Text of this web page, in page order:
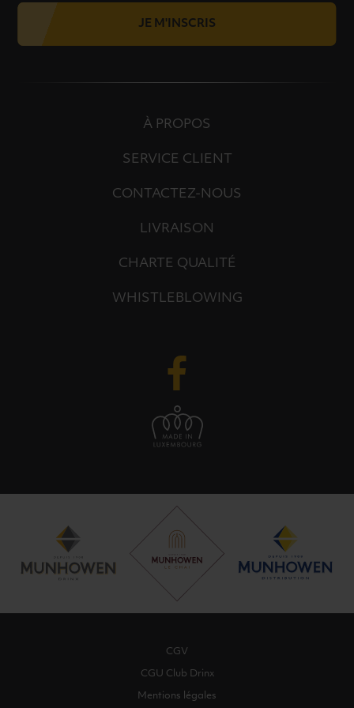
JE M'INSCRIS
À PROPOS
SERVICE CLIENT
CONTACTEZ-NOUS
LIVRAISON
CHARTE QUALITÉ
WHISTLEBLOWING
CGV
CGU Club Drinx
Mentions légales